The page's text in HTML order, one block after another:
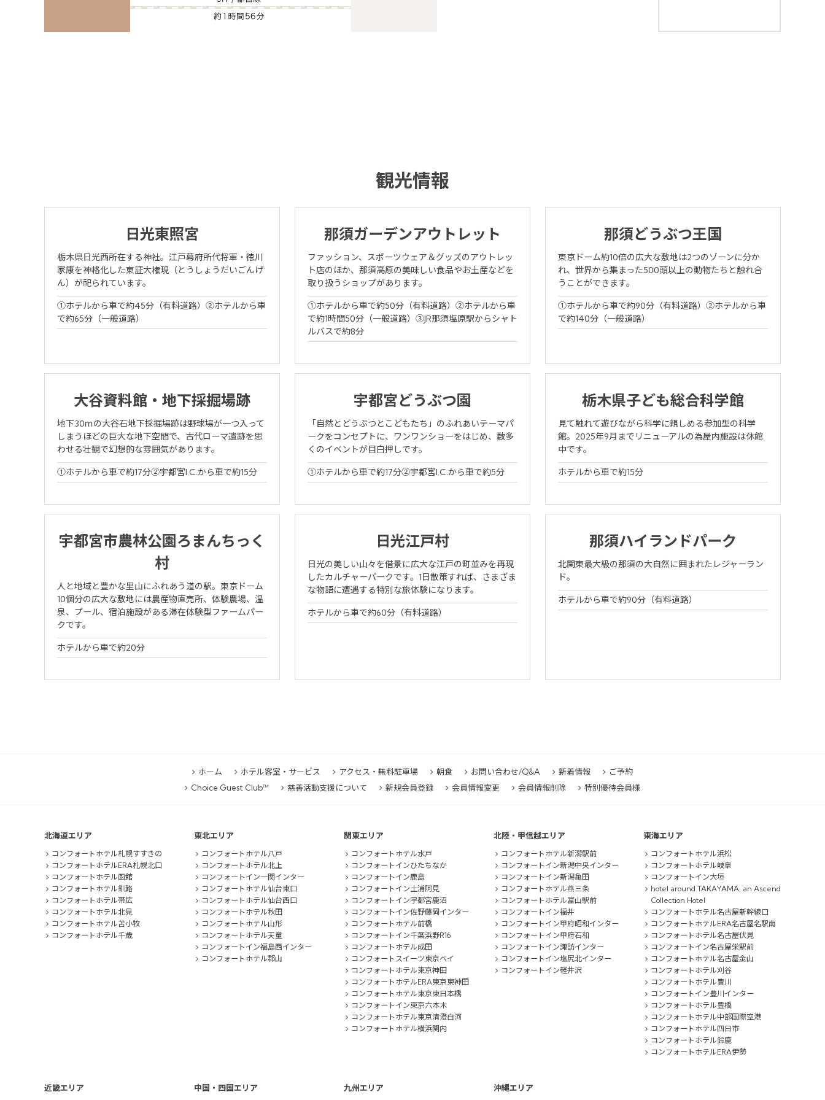
each hotel name.
You can see the FAQ as follows.
FAQs
Close
チェックアウト日
部屋数
数 り）
空室検索
予約確認・変更・キャンセル
観光情報
日光東照宮
栃木県日光西所在する神社。江戸幕府所代将軍・徳川
家康を神格化した東証大権現（とうしょうだいごんげ
ん）が祀られています。
①ホテルから車で約45分（有料道路）②ホテルから車
で約65分（一般道路）
那須ガーデンアウトレット
ファッション、スポーツウェア＆グッズのアウトレッ
ト店のほか、那須高原の美味しい食品やお土産などを
取り扱うショップがあります。
①ホテルから車で約50分（有料道路）②ホテルから車
で約1時間50分（一般道路）③JR那須塩原駅からシャト
ルバスで約8分
那須どうぶつ王国
東京ドーム約10倍の広大な敷地は2つのゾーンに分か
れ、世界から集まった500頭以上の動物たちと触れ合
うことができます。
①ホテルから車で約90分（有料道路）②ホテルから車
で約140分（一般道路）
大谷資料館・地下採掘場跡
地下30ｍの大谷石地下採掘場跡は野球場が一つ入って
しまうほどの巨大な地下空間で、古代ローマ遺跡を思
わせる壮観で幻想的な雰囲気があります。
①ホテルから車で約17分②宇都宮I.C.から車で約15分
宇都宮どうぶつ園
「自然とどうぶつとこどもたち」のふれあいテーマパ
ークをコンセプトに、ワンワンショーをはじめ、数多
くのイベントが目白押しです。
①ホテルから車で約17分②宇都宮I.C.から車で約5分
栃木県子ども総合科学館
見て触れて遊びながら科学に親しめる参加型の科学
館。2025年9月までリニューアルの為屋内施設は休館
中です。
ホテルから車で約15分
宇都宮市農林公園ろまんちっく
村
人と地域と豊かな里山にふれあう道の駅。東京ドーム
10個分の広大な敷地には農産物直売所、体験農場、温
泉、プール、宿泊施設がある滞在体験型ファームパー
クです。
ホテルから車で約20分
日光江戸村
日光の美しい山々を借景に広大な江戸の町並みを再現
したカルチャーパークです。1日散策すれば、さまざま
な物語に遭遇する特別な旅体験になります。
ホテルから車で約60分（有料道路）
那須ハイランドパーク
北関東最大級の那須の大自然に囲まれたレジャーラン
ド。
ホテルから車で約90分（有料道路）
ホーム ホテル客室・サービス アクセス・無料駐車場 朝食 お問い合わせ/Q&A 新着情報
ご予約
Choice Guest Club™
慈善活動支援について 新規会員登録 会員情報変更 会員情報削除 特別優待会員様
北海道エリア
コンフォートホテル札幌すすきの
コンフォートホテルERA札幌北口
コンフォートホテル函館
コンフォートホテル釧路
コンフォートホテル帯広
コンフォートホテル北見
コンフォートホテル苫小牧
コンフォートホテル千歳
東北エリア
コンフォートホテル八戸
コンフォートホテル北上
コンフォートイン一関インター
コンフォートホテル仙台東口
コンフォートホテル仙台西口
コンフォートホテル秋田
コンフォートホテル山形
コンフォートホテル天童
コンフォートイン福島西インター
コンフォートホテル郡山
関東エリア
コンフォートホテル水戸
コンフォートインひたちなか
コンフォートイン鹿島
コンフォートイン土浦阿見
コンフォートイン宇都宮鹿沼
コンフォートイン佐野藤岡インター
コンフォートホテル前橋
コンフォートイン千葉浜野R16
コンフォートホテル成田
コンフォートスイーツ東京ベイ
コンフォートホテル東京神田
コンフォートホテルERA東京東神田
コンフォートホテル東京東日本橋
コンフォートイン東京六本木
コンフォートホテル東京清澄白河
コンフォートホテル横浜関内
北陸・甲信越エリア
コンフォートホテル新潟駅前
コンフォートイン新潟中央インター
コンフォートイン新潟亀田
コンフォートホテル燕三条
コンフォートホテル富山駅前
コンフォートイン福井
コンフォートイン甲府昭和インター
コンフォートイン甲府石和
コンフォートイン諏訪インター
コンフォートイン塩尻北インター
コンフォートイン軽井沢
東海エリア
コンフォートホテル浜松
コンフォートホテル岐阜
コンフォートイン大垣
hotel around TAKAYAMA, an Ascend
Collection Hotel
コンフォートホテル名古屋新幹線口
コンフォートホテルERA名古屋名駅南
コンフォートホテル名古屋伏見
コンフォートイン名古屋栄駅前
コンフォートホテル名古屋金山
コンフォートホテル刈谷
コンフォートホテル豊川
コンフォートイン豊川インター
コンフォートホテル豊橋
コンフォートホテル中部国際空港
コンフォートホテル四日市
コンフォートホテル鈴鹿
コンフォートホテルERA伊勢
近畿エリア 中国・四国エリア 九州エリア 沖縄エリア